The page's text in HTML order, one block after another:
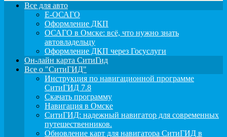
Все для авто
Е-ОСАГО
Оформление ДКП
ОСАГО в Омске: всё, что нужно знать
автовладельцу
Оформление ДКП через Госуслуги
Он-лайн карта СитиГид
Все о "СитиГИД"
Инструкция по навигационной программе
СитиГИД 7.8
Скачать программу
Навигация в Омске
СитиГИД: надежный навигатор для современных
путешественников.
Обновление карт для навигатора СитиГИД в